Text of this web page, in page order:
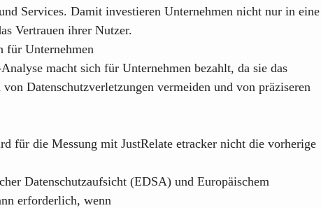
Services. Damit investieren Unternehmen nicht nur in eine
Vertrauen ihrer Nutzer.
für Unternehmen
macht sich für Unternehmen bezahlt, da sie das
Datenschutzverletzungen vermeiden und von präziseren
für die Messung mit JustRelate etracker nicht die vorherige
Datenschutzaufsicht (EDSA) und Europäischem
erforderlich, wenn